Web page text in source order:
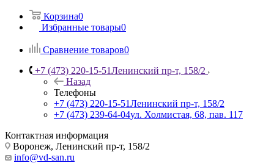
Корзина0
Избранные товары0
Сравнение товаров0
+7 (473) 220-15-51Ленинский пр-т, 158/2
Назад
Телефоны
+7 (473) 220-15-51Ленинский пр-т, 158/2
+7 (473) 239-64-04ул. Холмистая, 68, пав. 117
Контактная информация
Воронеж, Ленинский пр-т, 158/2
info@vd-san.ru